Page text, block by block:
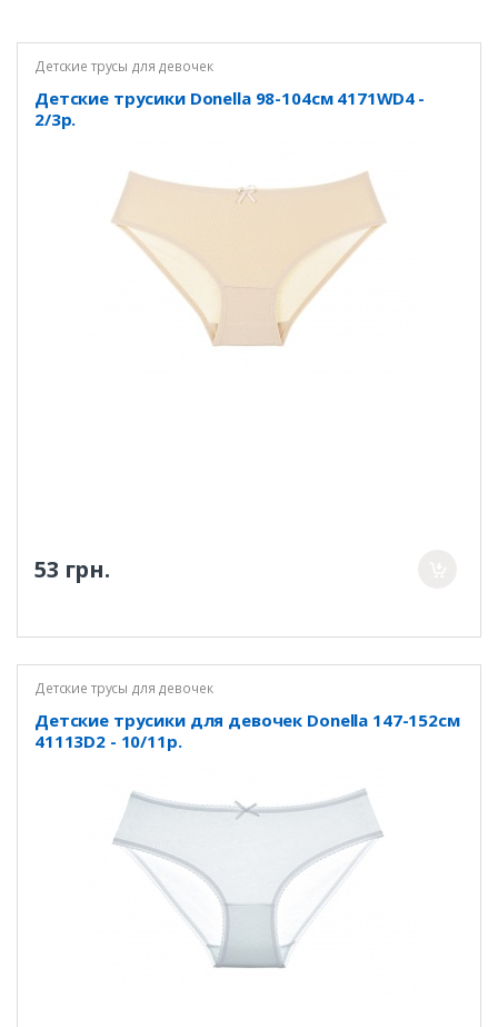
Детские трусы для девочек
Детские трусики Donella 98-104см 4171WD4 -
2/3р.
53 грн.
Детские трусы для девочек
Детские трусики для девочек Donella 147-152см
41113D2 - 10/11р.